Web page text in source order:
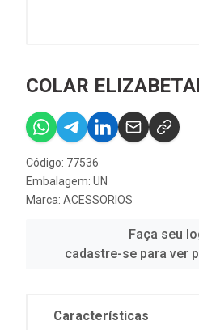
COLAR
Código: 77536
Embalagem: UN
Marca: ACESSORIOS
Faça seu
cadastre-se para ver
Características